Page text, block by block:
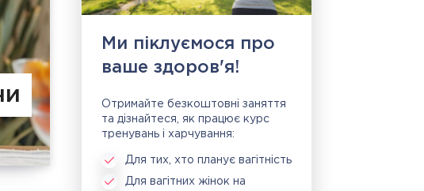
Ми піклуємося про
ваше здоров'я!
Отримайте безкоштовні заняття
та дізнайтеся, як працює курс
тренувань і харчування:
Для тих, хто планує вагітність
Для вагітних жінок на